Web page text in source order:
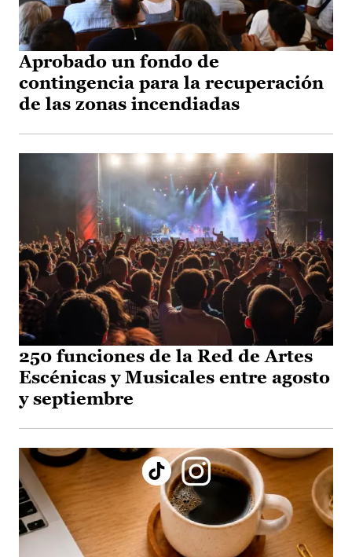
Aprobado un fondo de
contingencia para la recuperación
de las zonas incendiadas
250 funciones de la Red de Artes
Escénicas y Musicales entre agosto
y septiembre